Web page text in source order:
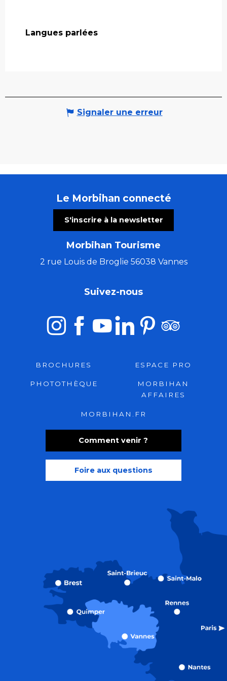
Langues parlées
Langues parlées
Signaler une erreur
Le Morbihan connecté
S'inscrire à la newsletter
Morbihan Tourisme
2 rue Louis de Broglie 56038 Vannes
Comment venir ?
Foire aux questions
Suivez-nous
BROCHURES ESPACE PRO
PHOTOTHÈQUE
MORBIHAN
AFFAIRES
MORBIHAN.FR